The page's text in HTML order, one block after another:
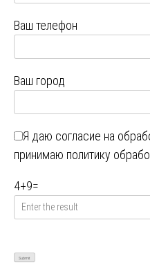
Ваш телефон
Ваш город
Я даю согласие на
принимаю политику
4+9=